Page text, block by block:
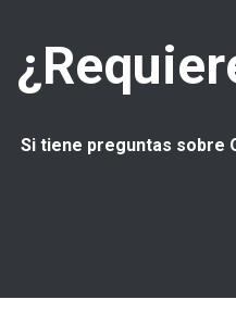
Si tiene preguntas sobre